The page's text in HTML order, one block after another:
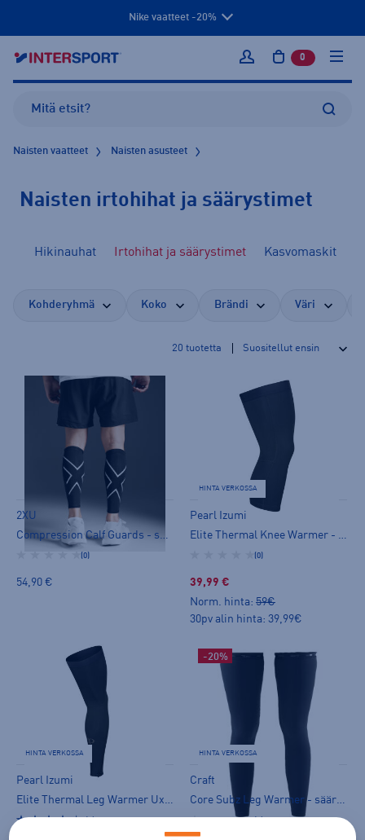
Nike vaatteet -20%
Kirjaudu sisään
0 tuotetta
Naisten vaatteet Naisten asusteet
Naisten irtohihat ja säärystimet
Hikinauhat Irtohihat ja säärystimet Kasvomaskit
Kohderyhmä Koko Brändi Väri
20 tuotetta
2XU
Compression Calf Guards - säärystimet
(0)
54,90 €
HINTA VERKOSSA
Pearl Izumi
Elite Thermal Knee Warmer - irtohiha
(0)
39,99 €
Norm. hinta: 59€
30pv alin hinta: 39,99€
HINTA VERKOSSA
Pearl Izumi
Elite Thermal Leg Warmer Ux - säärystimet
-20%
HINTA VERKOSSA
Craft
Core Subz Leg Warmer - säärystimet